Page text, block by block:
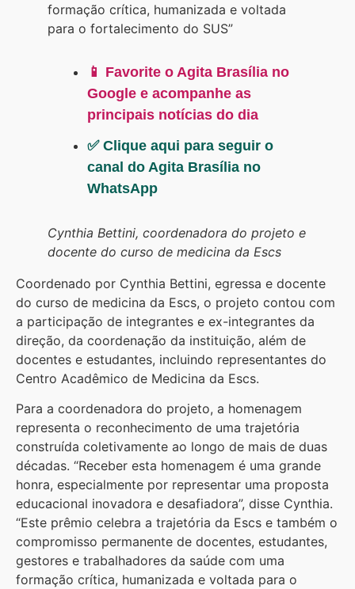
formação crítica, humanizada e voltada
para o fortalecimento do SUS”
📱 Favorite o Agita Brasília no
Google e acompanhe as
principais notícias do dia
✅ Clique aqui para seguir o
canal do Agita Brasília no
WhatsApp
Cynthia Bettini, coordenadora do projeto e
docente do curso de medicina da Escs
Coordenado por Cynthia Bettini, egressa e docente
do curso de medicina da Escs, o projeto contou com
a participação de integrantes e ex-integrantes da
direção, da coordenação da instituição, além de
docentes e estudantes, incluindo representantes do
Centro Acadêmico de Medicina da Escs.
Para a coordenadora do projeto, a homenagem
representa o reconhecimento de uma trajetória
construída coletivamente ao longo de mais de duas
décadas. “Receber esta homenagem é uma grande
honra, especialmente por representar uma proposta
educacional inovadora e desafiadora”, disse Cynthia.
“Este prêmio celebra a trajetória da Escs e também o
compromisso permanente de docentes, estudantes,
gestores e trabalhadores da saúde com uma
formação crítica, humanizada e voltada para o